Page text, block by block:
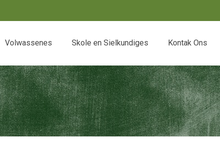
Volwassenes Skole en Sielkundiges Kontak Ons